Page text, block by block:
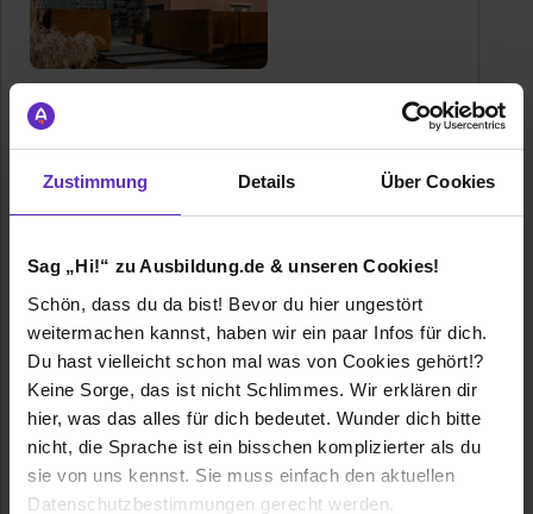
Zustimmung Details Über Cookies
Sag „Hi!“ zu Ausbildung.de & unseren Cookies!
Schön, dass du da bist! Bevor du hier ungestört
weitermachen kannst, haben wir ein paar Infos für dich.
Du hast vielleicht schon mal was von Cookies gehört!?
Keine Sorge, das ist nicht Schlimmes. Wir erklären dir
hier, was das alles für dich bedeutet. Wunder dich bitte
nicht, die Sprache ist ein bisschen komplizierter als du
sie von uns kennst. Sie muss einfach den aktuellen
Datenschutzbestimmungen gerecht werden.
Rauschenberger Catering & Restaurants
GmbH & Co. KG
70736 Fellbach
0711 55340 - 113
Gründungsjahr
Mitarbeiter 300
Umsatz 25 Mio. €
Branche
Dienstleistung, Gastronomie / Tourismus, IT / EDV,